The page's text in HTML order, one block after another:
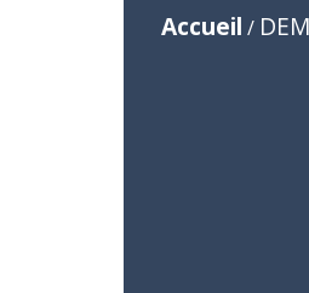
Accueil /